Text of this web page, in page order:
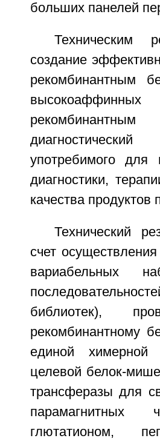
больших панелей
Техническим
создание
рекомбинантным
употребимого для
диагностики,
качества продуктов
Технический
счет
вариабельных
библиотек),
рекомбинантному
единой химерной
целевой белок-
трансферазы для
парамагнитных
глютатионом,